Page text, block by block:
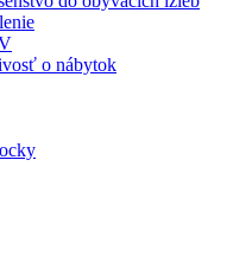
o nábytok